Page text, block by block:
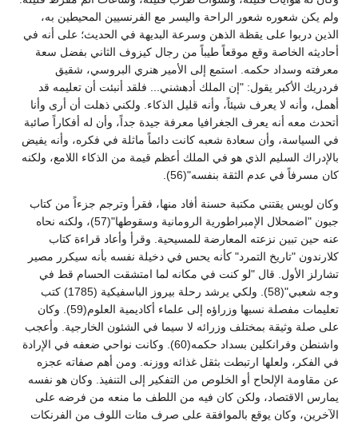
ولم يكن شعوره شعور الراحة واليسر مع الفرنسيين المحيطين به،
الذين دربوا على يقظة الذهن وسرعة البديهة في الحديث؛ على أنه في
أحاديثه الخاصة وقع موقعاً طيباً من رجال كيزوف الثاني بفضل سعة
معرفته وسداد حكمه. استمع إلى الأمير هنري البروسي، شقيق
فردريك الأكبر يقول: "إن الملك أدهشني... فلقد أنبئت أن تعليمه قد
أهمل، وأنه لا يعرف شيئاً، وأنه قليل الذكاء. ولكني ذهلت أن أرى وأنا
أتحدث معه أنه يعرف الجغرافيا معرفة جيدة جداً، وأن له أفكاراً صائبة
في السياسة، وأن سعادة شعبه كانت دائماً ماثلة في فكره، وأنه يفيض
بالإدراك السليم الذي هو في الملك أعظم قيمة من الذكاء اللامع، ولكنه
كان مسرفاً في عدم الثقة بنفسه"(56).
وكان لويس يقتني مكتبة حسنة أفاد منها، فقرأ وترجم جزءاً من كتاب
جبون "اضمحلال الإمبراطورية الرومانية وسقوطها"(57)، ولكنه نحاه
عنه حين تبين نزعته المعارضة للمسيحية. وقرأ وأعاد قراءة كتاب
كلارندون "تاريخ التمرد" كأنه يحس في دخيلة نفسه بأنه سيكرر مصير
تشارلز الأول. قال "لو كنت في مكانه لما امتشقت الحسام قط في
وجه شعبي"(58). ولكي يرشد رحلة بيروز الباسفيكية (1785) كتب
تعليمات مفصلة نسبها وزراؤه إلى علماء أكاديمية العلوم(59). وكان
على صلة وثيقة بمختلف وزرائه لا سيما في الشئون الخارجية. وأعجب
واشنطن وفرانكلين بسداد حكمه(60). وكانت نواحي ضعفه في الإرادة
في الفكر، ولعلها ارتبطت بثقل غذائه ووزنه. ومن أهم صفاته عجزه
عن مقاومة الإلحاح أو الخلوص من التفكير إلى التنفيذ. وكان هو نفسه
يمارس الاقتصاد، ولكن كان فيه من اللطف ما منعه من فرضه على
الآخرين، وكان يوقع بالموافقة على صرف مئات اللوف من الفرنكات